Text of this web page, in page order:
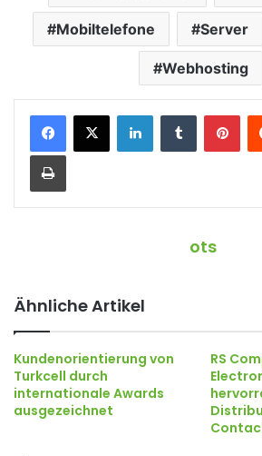
Mobiltelefone Server
Webhosting
ots
Ähnliche Artikel
Kundenorientierung von
Turkcell durch
internationale Awards
ausgezeichnet
RS